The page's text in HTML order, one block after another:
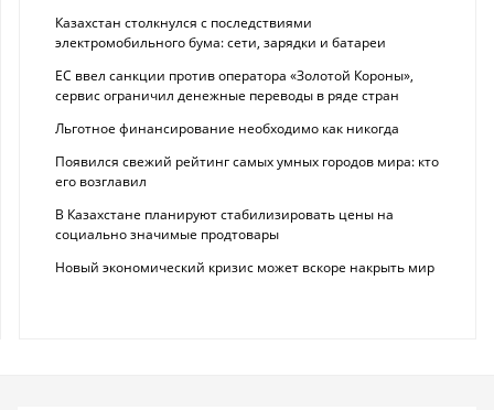
Казахстан столкнулся с последствиями
электромобильного бума: сети, зарядки и батареи
ЕС ввел санкции против оператора «Золотой Короны»,
сервис ограничил денежные переводы в ряде стран
Льготное финансирование необходимо как никогда
Появился свежий рейтинг самых умных городов мира: кто
его возглавил
В Казахстане планируют стабилизировать цены на
социально значимые продтовары
Новый экономический кризис может вскоре накрыть мир